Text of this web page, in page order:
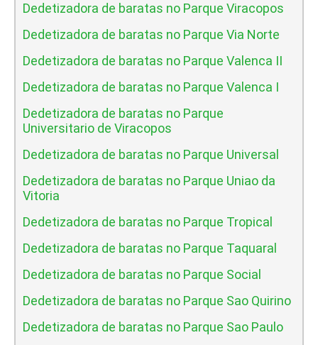
Dedetizadora de baratas no Parque Viracopos
Dedetizadora de baratas no Parque Via Norte
Dedetizadora de baratas no Parque Valenca II
Dedetizadora de baratas no Parque Valenca I
Dedetizadora de baratas no Parque
Universitario de Viracopos
Dedetizadora de baratas no Parque Universal
Dedetizadora de baratas no Parque Uniao da
Vitoria
Dedetizadora de baratas no Parque Tropical
Dedetizadora de baratas no Parque Taquaral
Dedetizadora de baratas no Parque Social
Dedetizadora de baratas no Parque Sao Quirino
Dedetizadora de baratas no Parque Sao Paulo